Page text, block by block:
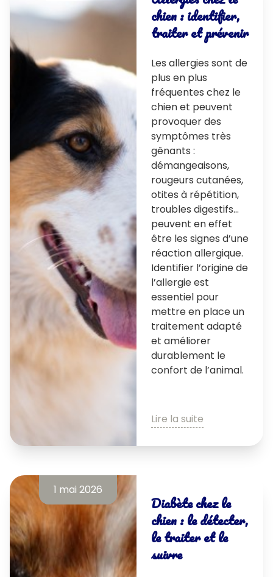
chien : identifier,
traiter et prévenir
Les allergies sont de
plus en plus
fréquentes chez le
chien et peuvent
provoquer des
symptômes très
gênants :
démangeaisons,
rougeurs cutanées,
otites à répétition,
troubles digestifs…
peuvent en effet
être les signes d’une
réaction allergique.
Identifier l’origine de
l’allergie est
essentiel pour
mettre en place un
traitement adapté
et améliorer
durablement le
confort de l’animal.
Lire la suite
1 mai 2026
Diabète chez le
chien : le détecter,
le traiter et le
suivre